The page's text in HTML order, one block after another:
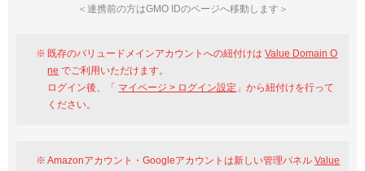
＜連携前の方はGMO IDのページへ移動します＞
既存のバリュードメインアカウントへの紐付けはValue Domain O
ne でご利用いただけます。
ログイン後、「 マイページ > ログイン設定 」から紐付けを行って
ください。
Amazonアカウント・Googleアカウントは新しい管理パネルValue